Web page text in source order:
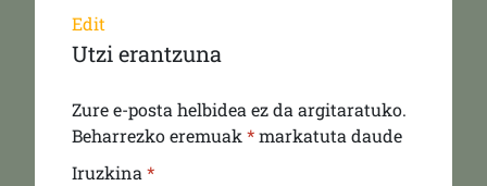
Edit
Utzi erantzuna
Zure e-posta helbidea ez da argitaratuko.
Beharrezko eremuak *markatuta daude
Iruzkina *